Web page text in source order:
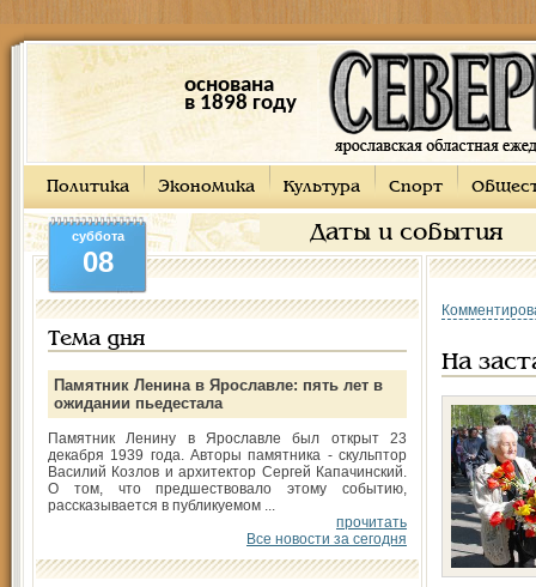
основана
в 1898 году
Политика Экономика Культура Спорт
Даты и события
суббота
08
Тема дня
Памятник Ленина в Ярославле: пять лет в
ожидании пьедестала
Памятник Ленину в Ярославле был открыт 23
декабря 1939 года. Авторы памятника - скульптор
Василий Козлов и архитектор Сергей Капачинский.
О том, что предшествовало этому событию,
рассказывается в публикуемом ...
прочитать
Все новости за сегодня
На